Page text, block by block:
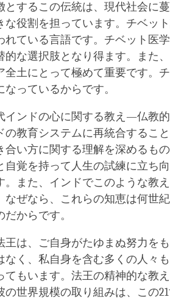
とするこの伝統は、現代社会に
な役割を担っています。チベッ
れている言語です。チベット医
的な選択肢となり得ます。また
全土にとって極めて重要です。
っているからです。
インドの心に関する教え―仏教
の教育システムに再統合するこ
合い方に関する理解を深めるも
自覚を持って人生の試練に立ち
。また、インドでこのような教
なぜなら、これらの知恵は何世
からです。
王は、ご自身がたゆまぬ努力を
なく、私自身を含む多くの人々
てもいます。法王の精神的な教
の世界規模の取り組みは、この